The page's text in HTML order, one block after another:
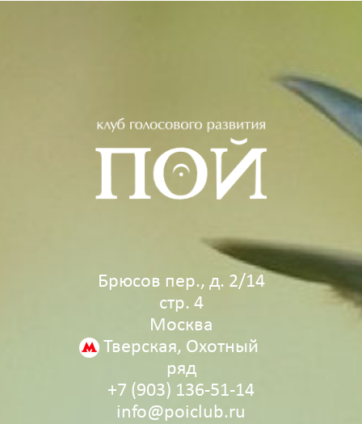
Брюсов пер., д. 2/14
стр. 4
Москва
Тверская, Охотный
ряд
+7 (903) 136‑51‑14
info@poiclub.ru